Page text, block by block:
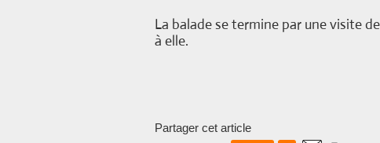
La balade se termine par une visite
à elle.
Partager cet article